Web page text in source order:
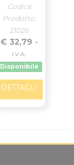
Codice
Prodotto:
21026
€ 32,79 +
I.V.A.
Disponibile
DETTAGLI